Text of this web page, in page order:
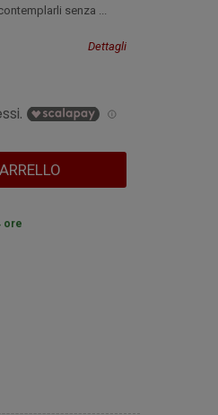
senza ...
Dettagli
ore